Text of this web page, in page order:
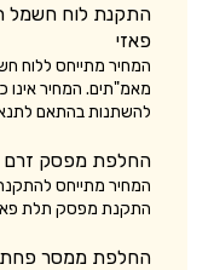
התקנת לוח חשמל
פאזי
מאמ"תים. המחיר אינו
להשתנות בהתאם
החלפת מפסק זרם
המחיר מתייחס
התקנת מפסק תלת פאזי
החלפת ממסר פחת